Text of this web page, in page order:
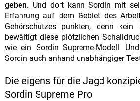
geben. Und dort kann Sordin mit
Erfahrung auf dem Gebiet des
Gehörschutzes punkten, denn kein
bewältigt diese plötzlichen
wie ein Sordin Supreme-Modell.
Sordin auch anhand unabhängiger
Die eigens für die Jagd
Sordin Supreme Pro